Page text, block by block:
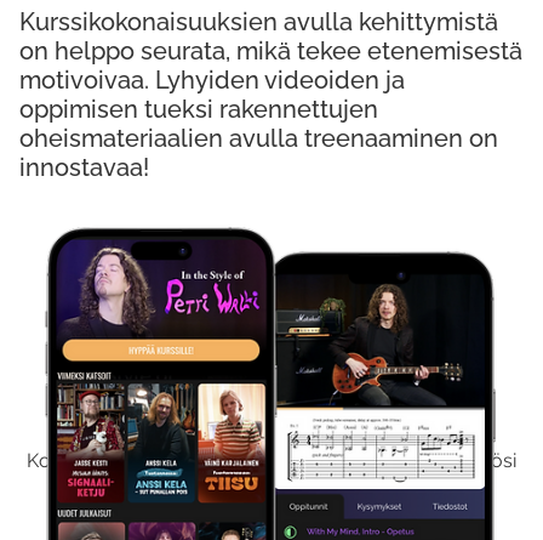
Kokeile Ilmaiseksi
Kokeilemalla ilmaiseksi saat koko sisältömme käyttöösi
viikon ajaksi.
Kurssikokonaisuuksien avulla kehittymistä
on helppo seurata, mikä tekee etenemisestä
motivoivaa. Lyhyiden videoiden ja
oppimisen tueksi rakennettujen
oheismateriaalien avulla treenaaminen on
innostavaa!